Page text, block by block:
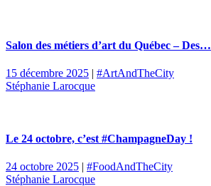
Salon des métiers d’art du Québec – Des…
15 décembre 2025 | #ArtAndTheCity
Stéphanie Larocque
Le 24 octobre, c’est #ChampagneDay !
24 octobre 2025 | #FoodAndTheCity
Stéphanie Larocque